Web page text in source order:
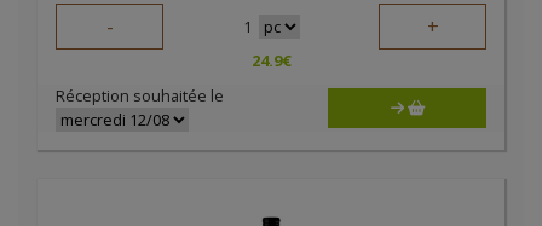
- 1 +
24.9€
Réception souhaitée le